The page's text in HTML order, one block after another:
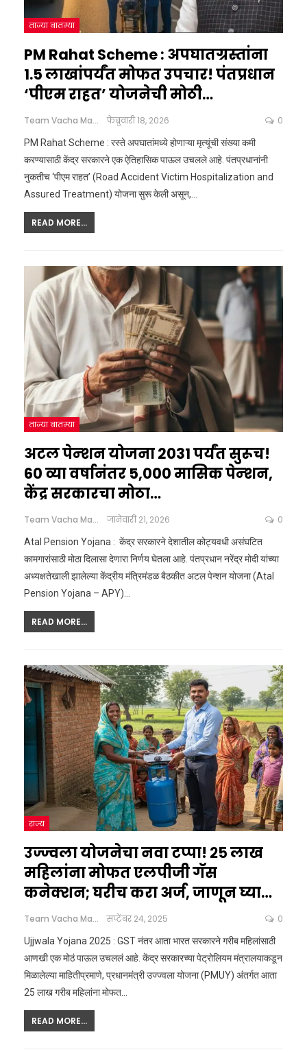
ताज्या बातम्या
PM Rahat Scheme : अपघातग्रस्तांना
1.5 लाखांपर्यंत मोफत उपचार! पंतप्रधान
‘पीएम राहत’ योजनेची मोठी…
Team Vacha Marathi फेब्रुवारी 18, 2026 0
PM Rahat Scheme : रस्ते अपघातांमध्ये होणाऱ्या मृत्यूंची संख्या कमी
करण्यासाठी केंद्र सरकारने एक ऐतिहासिक पाऊल उचलले आहे. पंतप्रधानांनी
नुकतीच ‘पीएम राहत’ (Road Accident Victim Hospitalization and
Assured Treatment) योजना सुरू केली असून,
READ MORE...
ताज्या बातम्या
अटल पेन्शन योजना 2031 पर्यंत सुरूच!
60 व्या वर्षानंतर ₹5,000 मासिक पेन्शन,
केंद्र सरकारचा मोठा…
Team Vacha Marathi जानेवारी 21, 2026 0
Atal Pension Yojana : केंद्र सरकारने देशातील कोट्यवधी असंघटित
कामगारांसाठी मोठा दिलासा देणारा निर्णय घेतला आहे. पंतप्रधान नरेंद्र मोदी यांच्या
अध्यक्षतेखाली झालेल्या केंद्रीय मंत्रिमंडळ बैठकीत अटल पेन्शन योजना (Atal
Pension Yojana – APY)
READ MORE...
राज्य
उज्ज्वला योजनेचा नवा टप्पा! २५ लाख
महिलांना मोफत एलपीजी गॅस
कनेक्शन; घरीच करा अर्ज, जाणून घ्या…
Team Vacha Marathi सप्टेंबर 24, 2025 0
Ujjwala Yojana 2025 : GST नंतर आता भारत सरकारने गरीब महिलांसाठी
आणखी एक मोठं पाऊल उचललं आहे. केंद्र सरकारच्या पेट्रोलियम मंत्रालयाकडून
मिळालेल्या माहितीप्रमाणे, प्रधानमंत्री उज्ज्वला योजना (PMUY) अंतर्गत आता
25 लाख गरीब महिलांना मोफत
READ MORE...